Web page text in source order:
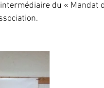
du « Mandat